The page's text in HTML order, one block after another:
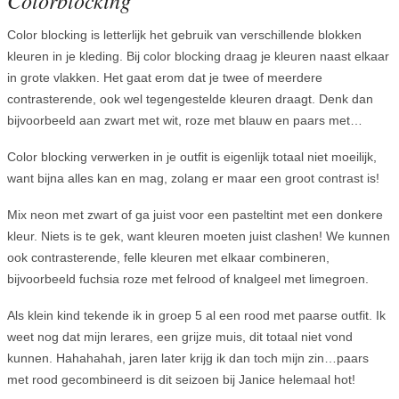
Color blocking is letterlijk het gebruik van verschillende blokken
kleuren in je kleding. Bij color blocking draag je kleuren naast elkaar
in grote vlakken. Het gaat erom dat je twee of meerdere
contrasterende, ook wel tegengestelde kleuren draagt. Denk dan
bijvoorbeeld aan zwart met wit, roze met blauw en paars met…
Color blocking verwerken in je outfit is eigenlijk totaal niet moeilijk,
want bijna alles kan en mag, zolang er maar een groot contrast is!
Mix neon met zwart of ga juist voor een pasteltint met een donkere
kleur. Niets is te gek, want kleuren moeten juist clashen! We kunnen
ook contrasterende, felle kleuren met elkaar combineren,
bijvoorbeeld fuchsia roze met felrood of knalgeel met limegroen.
Als klein kind tekende ik in groep 5 al een rood met paarse outfit. Ik
weet nog dat mijn lerares, een grijze muis, dit totaal niet vond
kunnen. Hahahahah, jaren later krijg ik dan toch mijn zin…paars
met rood gecombineerd is dit seizoen bij Janice helemaal hot!